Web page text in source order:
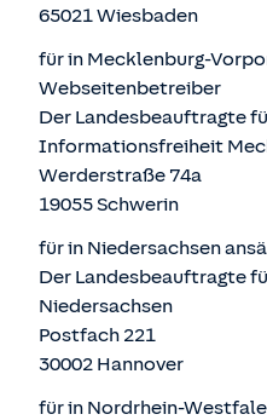
65021 Wiesbaden
für in Mecklenburg-
Webseitenbetreiber
Der Landesbeauftragte
Informationsfreiheit
Werderstraße 74a
19055 Schwerin
für in Niedersachsen
Der Landesbeauftragte
Niedersachsen
Postfach 221
30002 Hannover
für in Nordrhein-